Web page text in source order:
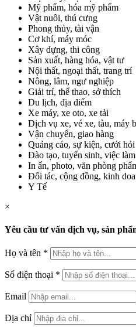
Mỹ phẩm, hóa mỹ phẩm
Vật nuôi, thú cưng
Phong thủy, tài vận
Cơ khí, máy móc
Xây dựng, thi công
Sản xuất, hàng hóa, vật tư
Nội thất, ngoại thất, trang trí
Nông, lâm, ngư nghiệp
Giải trí, thể thao, sở thích
Du lịch, địa điểm
Xe máy, xe oto, xe tải
Dịch vụ xe, vé xe, tàu, máy
Vận chuyển, giao hàng
Quảng cáo, sự kiện, cưới hỏi
Đào tạo, tuyển sinh, việc làm
In ấn, photo, văn phòng
Đối tác, cộng đồng, kinh
Y Tế
×
Yêu cầu tư vấn dịch vụ, sản
Họ và tên *
Số điện thoại *
Email
Địa chỉ